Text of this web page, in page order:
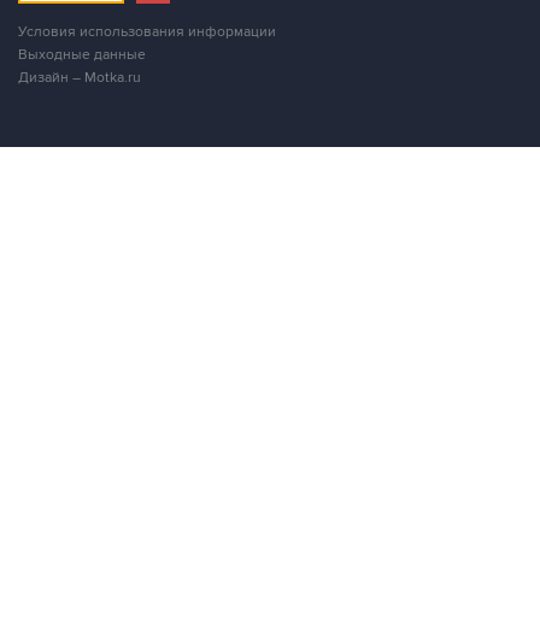
Условия использования информации
Выходные данные
Дизайн – Motka.ru